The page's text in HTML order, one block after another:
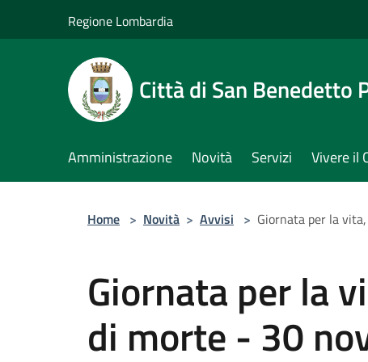
Regione Lombardia
Città di San Benedetto
Amministrazione Novità Servizi Vivere il
Home > Novità > Avvisi > Giornata per la
Giornata per la
di morte - 30